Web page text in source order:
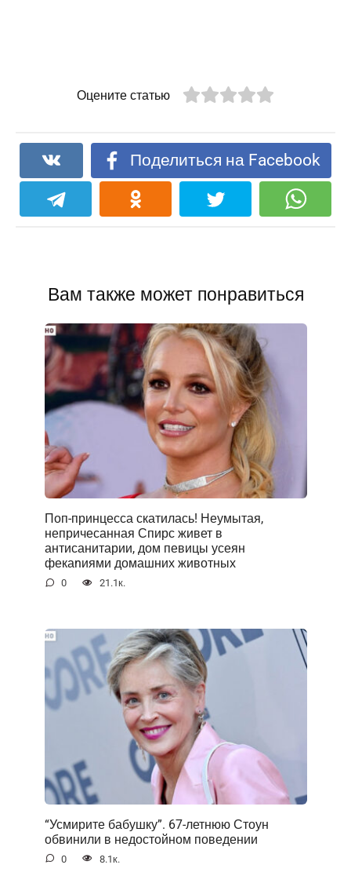
Оцените статью
Поделиться на Facebook
Вам также может понравиться
Поп-принцесса скатилась! Неумытая,
непричесанная Спирс живет в
антисанитарии, дом певицы усеян
фекаnиями домашних животных
0 21.1к.
“Усмирите бабушку”. 67-летнюю Стоун
обвинили в недостойном поведении
0 8.1к.